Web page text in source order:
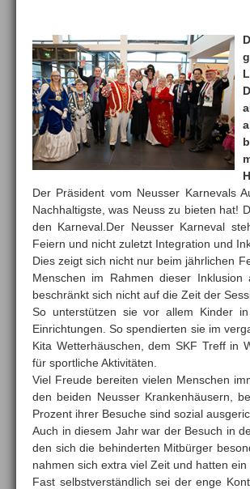
Der Präsident vom Neusser Karnevals
Nachhaltigste, was Neuss zu bieten hat!
den Karneval.Der Neusser Karneval
Feiern und nicht zuletzt Integration und
Dies zeigt sich nicht nur beim jährlichen
Menschen im Rahmen dieser Inklusion
beschränkt sich nicht auf die Zeit der
So unterstützen sie vor allem Kinder
Einrichtungen. So spendierten sie im
Kita Wetterhäuschen, dem SKF Treff in
für sportliche Aktivitäten.
Viel Freude bereiten vielen Menschen
den beiden Neusser Krankenhäusern,
Prozent ihrer Besuche sind sozial
Auch in diesem Jahr war der Besuch in
den sich die behinderten Mitbürger
nahmen sich extra viel Zeit und hatten
Fast selbstverständlich sei der enge